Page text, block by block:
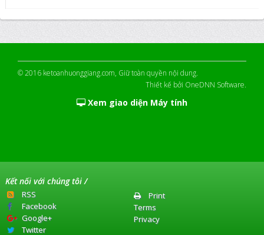
© 2016 ketoanhuonggiang.com, Giữ toàn quyền nội dung.
Thiết kế bởi OneDNN Software.
Xem giao diện Máy tính
Kết nối với chúng tôi /
RSS
Facebook
Google+
Twitter
Print
Terms
Privacy